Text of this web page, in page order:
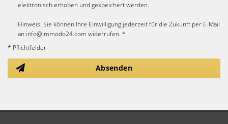
elektronisch erhoben und gespeichert werden.
Hinweis: Sie können Ihre Einwilligung jederzeit für die Zukunft per E-Mail
an info@immodo24.com widerrufen. *
* Pflichtfelder
Absenden